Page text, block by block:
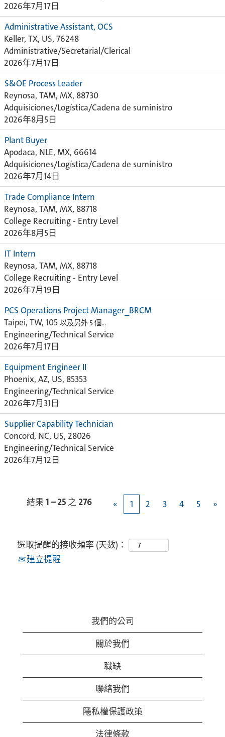
2026年7月17日
Administrative Assistant, OCS
Keller, TX, US, 76248
Administrative/Secretarial/Clerical
2026年7月17日
S&OE Process Leader
Reynosa, TAM, MX, 88730
Adquisiciones/Logística/Cadena de suministro
2026年8月5日
Plant Buyer
Apodaca, NLE, MX, 66614
Adquisiciones/Logística/Cadena de suministro
2026年7月14日
Trade Compliance Intern
Reynosa, TAM, MX, 88718
College Recruiting - Entry Level
2026年8月5日
IT Intern
Reynosa, TAM, MX, 88718
College Recruiting - Entry Level
2026年7月19日
PCS Operations Project Manager_BRCM
Taipei, TW, 105 以及另外 5 個…
Engineering/Technical Service
2026年7月17日
Equipment Engineer II
Phoenix, AZ, US, 85353
Engineering/Technical Service
2026年7月31日
Supplier Capability Technician
Concord, NC, US, 28026
Engineering/Technical Service
2026年7月12日
結果 1 – 25 之 276 « 1 2 3 4 5 »
選取提醒的接收頻率 (天數)：
建立提醒
我們的公司
關於我們
職缺
聯絡我們
隱私權保護政策
法律條款